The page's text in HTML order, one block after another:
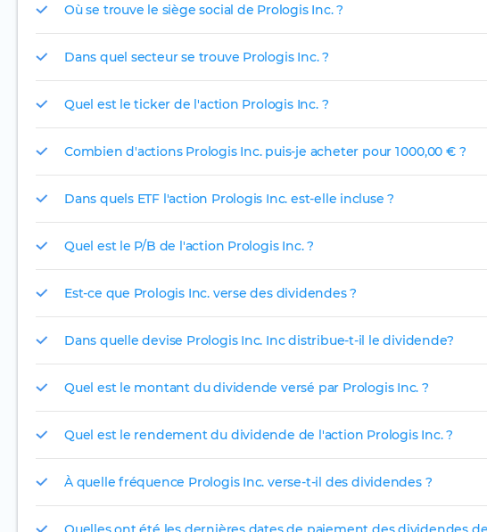
Où se trouve le siège social de Prologis Inc. ?
Dans quel secteur se trouve Prologis Inc. ?
Quel est le ticker de l'action Prologis Inc. ?
Combien d'actions Prologis Inc. puis-je acheter pour 1 000,00 € ?
Dans quels ETF l'action Prologis Inc. est-elle incluse ?
Quel est le P/B de l'action Prologis Inc. ?
Est-ce que Prologis Inc. verse des dividendes ?
Dans quelle devise Prologis Inc. Inc distribue-t-il le dividende?
Quel est le montant du dividende versé par Prologis Inc. ?
Quel est le rendement du dividende de l'action Prologis Inc. ?
À quelle fréquence Prologis Inc. verse-t-il des dividendes ?